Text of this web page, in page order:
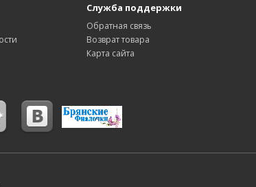
Служба поддержки
Обратная связь
Возврат товара
Карта сайта